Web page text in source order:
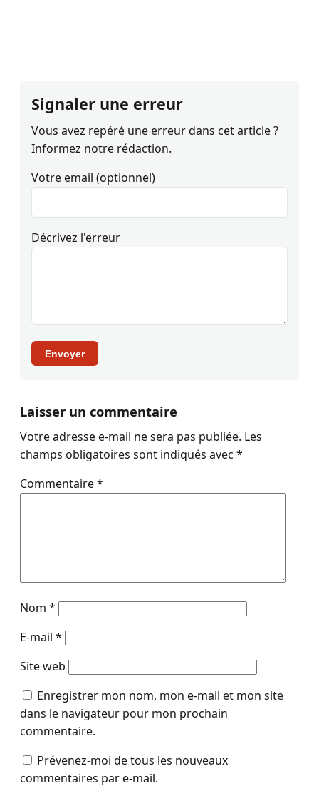
Signaler une erreur
Vous avez repéré une erreur dans cet article ?
Informez notre rédaction.
Votre email (optionnel)
Décrivez l'erreur
Envoyer
Laisser un commentaire
Votre adresse e-mail ne sera pas publiée. Les
champs obligatoires sont indiqués avec *
Commentaire*
Nom *
E-mail *
Site web
Enregistrer mon nom, mon e-mail et mon site
dans le navigateur pour mon prochain
commentaire.
Prévenez-moi de tous les nouveaux
commentaires par e-mail.